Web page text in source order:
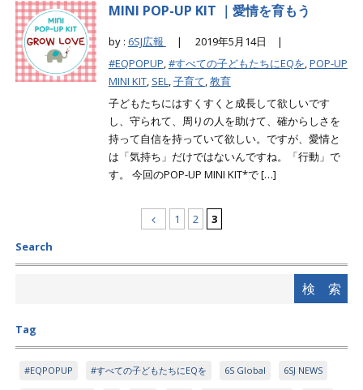
MINI POP-UP KIT ｜愛情を育もう
by : 6SJ広報 |
2019年5月14日 |
#EQPOPUP,#すべての子どもたちにEQを,POP-UP
MINI KIT, SEL,子育て,教育
子どもたちにはすくすくと成長して欲しいです
し、守られて、周りの人を助けて、確からしさを
持って自信を持っていて欲しい。ですが、愛情と
は「気持ち」だけではないんですね。「行動」で
す。 今回のPOP-UP MINI KIT*で […]
1 2
3
Search
Tag
#EQPOPUP #すべての子どもたちにEQを 6S Global 6SJ NEWS